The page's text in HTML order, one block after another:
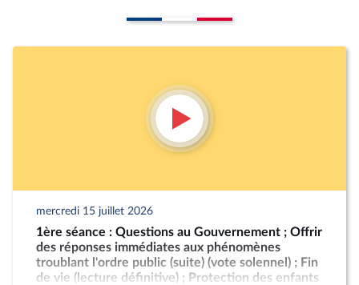
mercredi 15 juillet 2026
1ère séance : Questions au Gouvernement ; Offrir
des réponses immédiates aux phénomènes
troublant l'ordre public (suite) (vote solennel) ; Fin
de vie (lecture définitive) ; Protection des enfants